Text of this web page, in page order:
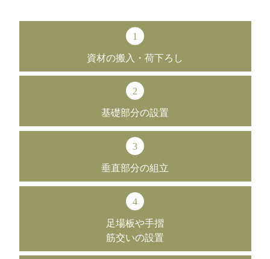
1
資材の搬入 ・ 荷下ろし
2
基礎部分の設置
3
垂直部分の組立
4
足場板や手摺
筋交いの設置